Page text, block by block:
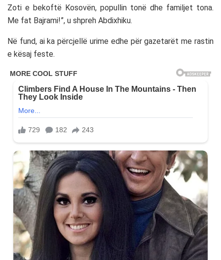
Zoti e bekoftë Kosovën, popullin tonë dhe familjet tona.
Me fat Bajrami!”, u shpreh Abdixhiku.
Në fund, ai ka përcjellë urime edhe për gazetarët me rastin
e kësaj feste.